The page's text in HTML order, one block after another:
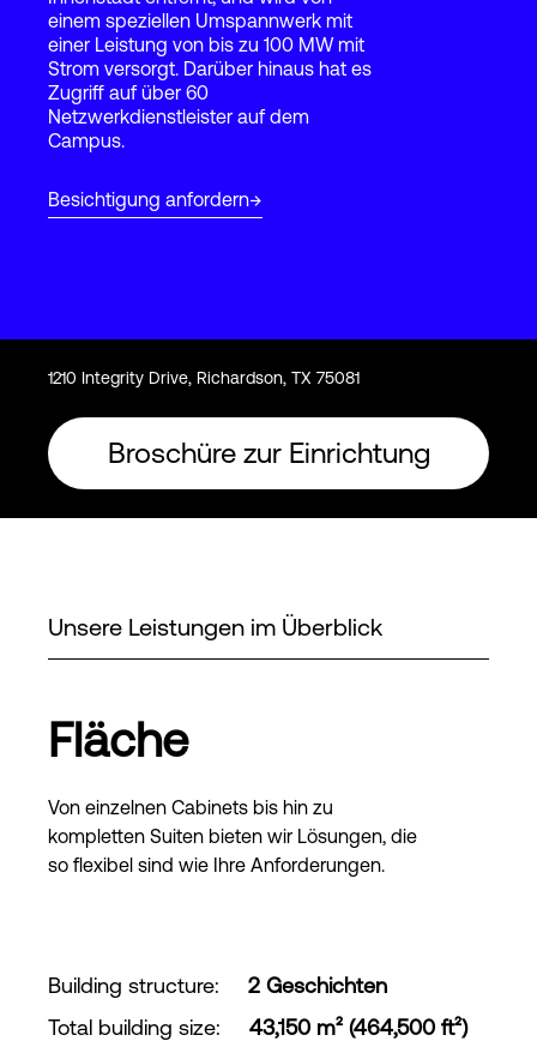
Login
einem speziellen Umspannwerk mit
einer Leistung von bis zu 100 MW mit
Strom versorgt. Darüber hinaus hat es
Zugriff auf über 60
Netzwerkdienstleister auf dem
Campus.
Besichtigung anfordern
1210 Integrity Drive, Richardson, TX 75081
Broschüre zur Einrichtung
Unsere Leistungen im Überblick
Fläche
Von einzelnen Cabinets bis hin zu
kompletten Suiten bieten wir Lösungen, die
so flexibel sind wie Ihre Anforderungen.
Building structure:
2 Geschichten
Total building size: 43,150 m² (464,500 ft²)